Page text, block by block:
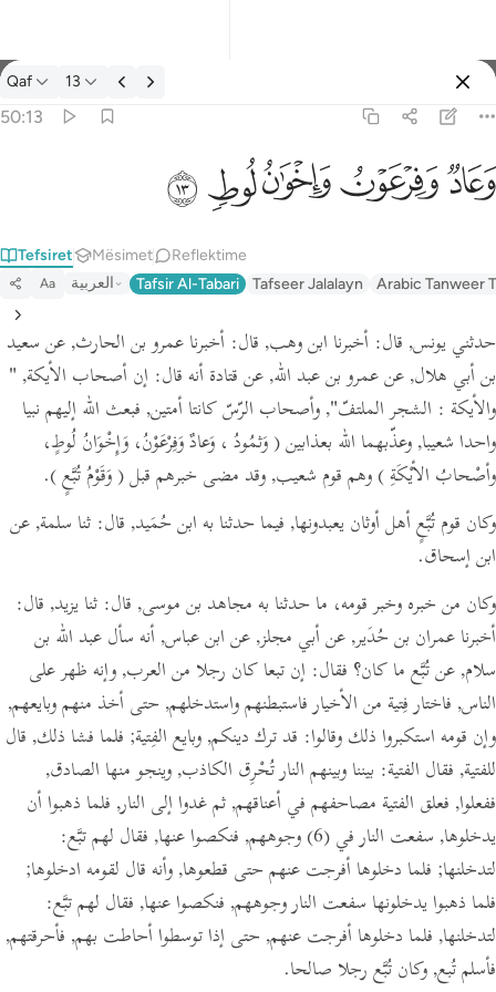
Tefsir: Qaf 50:13
Qaf 13
50:13
وَعَادٌۭ وَفِرْعَوْنُ وَإِخْوَٰنُ لُوطٍۢ ١٣
ﲳﲴﲵﲶﲷ
Tefsiret Mësimet Reflektime
Aa العربية Tafsir Al-Tabari Tafseer Jalalayn Arabic Tanweer
حدثني يونس, قال: أخبرنا ابن وهب, قال: أخبرنا عمرو بن الحارث, عن سعيد
بن أبي هلال, عن عمرو بن عبد الله, عن قتادة أنه قال: إن أصحاب الأيكة, "
والأيكة : الشجر الملتفّ", وأصحاب الرّسّ كانتا أمتين, فبعث الله إليهم نبيا
واحدا شعيبا, وعذّبهما الله بعذابين( وَثمُودُ ، وَعادٌ وَفِرْعَوْنُ، وَإِخْوَانُ لُوطٍ،
وأصْحابُ الأيْكَةِ ) وهم قوم شعيب, وقد مضى خبرهم قبل( وَقَوْمُ تُبَّعٍ ).
وكان قوم تُبَّعٍ أهل أوثان يعبدونها, فيما حدثنا به ابن حُمَيد, قال: ثنا سلمة, عن
ابن إسحاق.
وكان من خبره وخبر قومه، ما حدثنا به مجاهد بن موسى, قال: ثنا يزيد, قال:
أخبرنا عمران بن حُدَير, عن أبي مجلز, عن ابن عباس, أنه سأل عبد الله بن
سلام, عن تُبَّع ما كان؟ فقال: إن تبعا كان رجلا من العرب, وإنه ظهر على
الناس, فاختار فِتية من الأخيار فاستبطنهم واستدخلهم, حتى أخذ منهم وبايعهم,
وإن قومه استكبروا ذلك وقالوا: قد ترك دينكم, وبايع الفِتية; فلما فشا ذلك, قال
للفتية, فقال الفتية: بيننا وبينهم النار تُحْرِق الكاذب, وينجو منها الصادق,
ففعلوا, فعلق الفتية مصاحفهم في أعناقهم, ثم غدوا إلى النار, فلما ذهبوا أن
يدخلوها, سفعت النار في (6) وجوههم, فنكصوا عنها, فقال لهم تبَّع:
لتدخلنها; فلما دخلوها أفرجت عنهم حتى قطعوها, وأنه قال لقومه ادخلوها;
فلما ذهبوا يدخلونها سفعت النار وجوههم, فنكصوا عنها, فقال لهم تبَّع:
لتدخلنها, فلما دخلوها أفرجت عنهم, حتى إذا توسطوا أحاطت بهم, فأحرقتهم,
فأسلم تُبع, وكان تُبَّع رجلا صالحا.